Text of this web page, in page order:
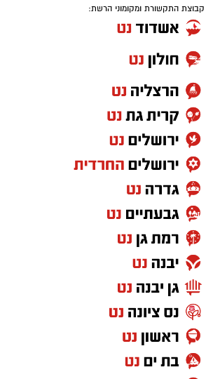
קבוצת התקשורת ומקומוני הרשת: